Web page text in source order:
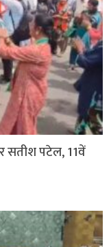
सतीश पटेल, 11वें